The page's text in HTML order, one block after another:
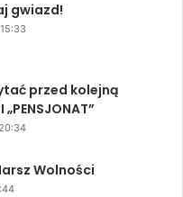
gwiazd!
przed kolejną
Wolności